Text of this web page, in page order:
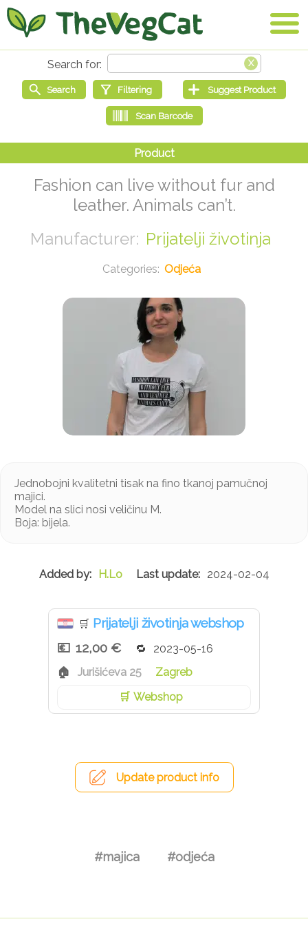
Fashion can live without fur and
leather. Animals can’t.
Prijatelji životinja
Odjeća
Jednobojni kvalitetni tisak na fino tkanoj pamučnoj
majici.
Model na slici nosi veličinu M.
Boja: bijela.
H.Lo 2024-02-04
🛒 Prijatelji životinja webshop
12,00 €
2023-05-16
Jurišićeva 25
Zagreb
Webshop
Update product info
#majica #odjeća